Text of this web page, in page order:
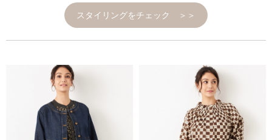
スタイリングをチェック ＞＞